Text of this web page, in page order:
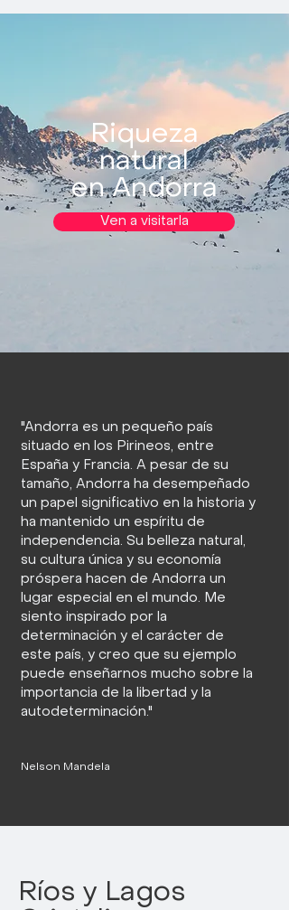
Riqueza
natural
en Andorra
Ven a visitarla
"Andorra es un pequeño país
situado en los Pirineos, entre
España y Francia. A pesar de su
tamaño, Andorra ha desempeñado
un papel significativo en la historia y
ha mantenido un espíritu de
independencia. Su belleza natural,
su cultura única y su economía
próspera hacen de Andorra un
lugar especial en el mundo. Me
siento inspirado por la
determinación y el carácter de
este país, y creo que su ejemplo
puede enseñarnos mucho sobre la
importancia de la libertad y la
autodeterminación."
Nelson Mandela
Ríos y Lagos